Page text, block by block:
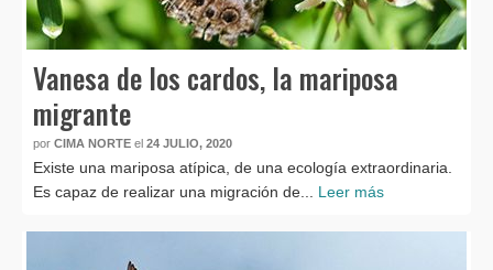
Vanesa de los cardos, la mariposa
migrante
por CIMA NORTE el 24 JULIO, 2020
Existe una mariposa atípica, de una ecología extraordinaria.
Es capaz de realizar una migración de... Leer más